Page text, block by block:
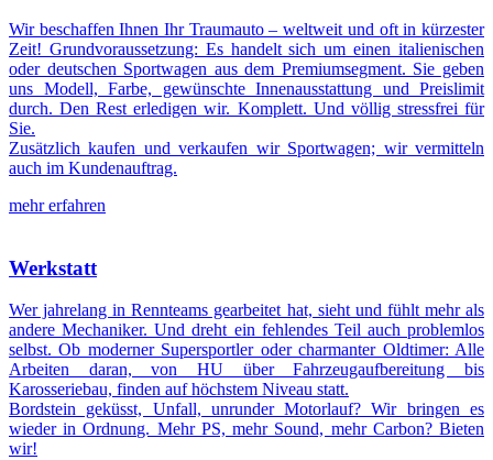
Wir beschaffen Ihnen Ihr Traumauto – weltweit und oft in kürzester
Zeit! Grundvoraussetzung: Es handelt sich um einen italienischen
oder deutschen Sportwagen aus dem Premiumsegment. Sie geben
uns Modell, Farbe, gewünschte Innenausstattung und Preislimit
durch. Den Rest erledigen wir. Komplett. Und völlig stressfrei für
Sie.
Zusätzlich kaufen und verkaufen wir Sportwagen; wir vermitteln
auch im Kundenauftrag.
mehr erfahren
Werkstatt
Wer jahrelang in Rennteams gearbeitet hat, sieht und fühlt mehr als
andere Mechaniker. Und dreht ein fehlendes Teil auch problemlos
selbst. Ob moderner Supersportler oder charmanter Oldtimer: Alle
Arbeiten daran, von HU über Fahrzeugaufbereitung bis
Karosseriebau, finden auf höchstem Niveau statt.
Bordstein geküsst, Unfall, unrunder Motorlauf? Wir bringen es
wieder in Ordnung. Mehr PS, mehr Sound, mehr Carbon? Bieten
wir!